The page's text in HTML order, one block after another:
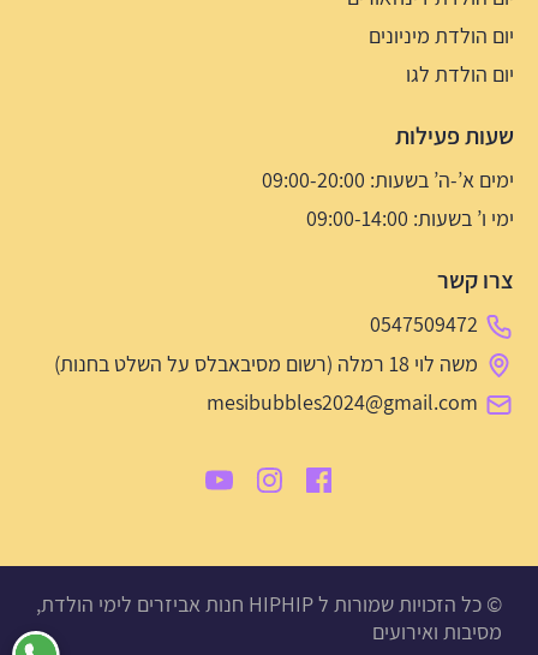
יום הולדת מיניונים
יום הולדת לגו
שעות פעילות
ימים א’-ה’ בשעות: 09:00-20:00
ימי ו’ בשעות: 09:00-14:00
צרו קשר
0547509472
משה לוי 18 רמלה (רשום מסיבאבלס על השלט בחנות)
mesibubbles2024@gmail.com
© כל הזכויות שמורות ל HIPHIP חנות אביזרים לימי הולדת,
מסיבות ואירועים